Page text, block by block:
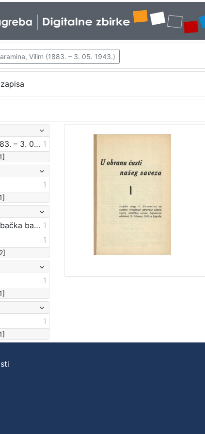
Vilim (1883. – 3. 05. 1943.)
Haramina, Vilim (1883. – 3. 05. 1943.) 1
1
Digitalizirana zagrebačka baština 1
1
1
1